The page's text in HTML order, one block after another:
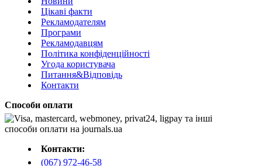
Цікаві факти
Рекламодателям
Програми
Рекламодавцям
Політика конфіденційності
Угода користувача
Питання&Відповідь
Контакти
Способи оплати
Контакти:
(067) 972-46-58